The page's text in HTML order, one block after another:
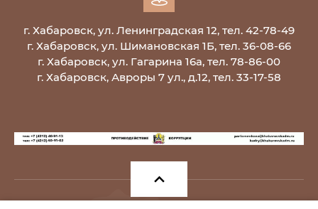
г. Хабаровск, ул. Ленинградская 12, тел. 42-78-49
г. Хабаровск, ул. Шимановская 1Б, тел. 36-08-66
г. Хабаровск, ул. Гагарина 16а, тел. 78-86-00
г. Хабаровск, Авроры 7 ул., д.12, тел. 33-17-58